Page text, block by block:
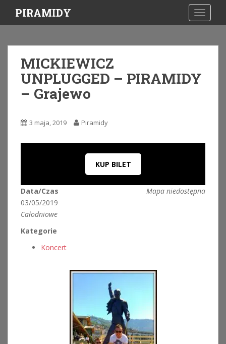
i
PIRAMIDY
MICKIEWICZ
UNPLUGGED – PIRAMIDY
– Grajewo
3 maja, 2019 Piramidy
KUP BILET
Mapa niedostępna
Data/Czas
03/05/2019
Całodniowe
Kategorie
Koncert